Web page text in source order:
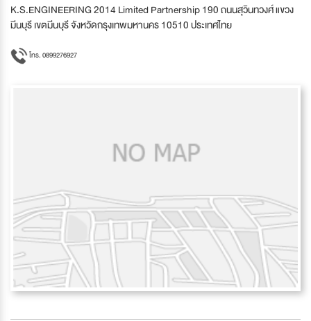
K.S.ENGINEERING 2014 Limited Partnership 190 ถนนสุวินทวงศ์ แขวง
มีนบุรี เขตมีนบุรี จังหวัดกรุงเทพมหานคร 10510 ประเทศไทย
โทร. 0899276927